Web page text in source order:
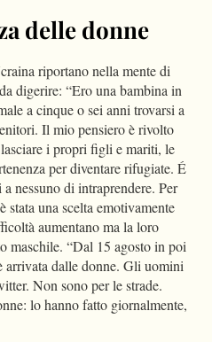
delle donne
riportano nella mente di
digerire: “Ero una bambina in
a cinque o sei anni trovarsi a
Il mio pensiero è rivolto
i propri figli e mariti, le
per diventare rifugiate. É
nessuno di intraprendere. Per
una scelta emotivamente
aumentano ma la loro
maschile. “Dal 15 agosto in poi
arrivata dalle donne. Gli uomini
Non sono per le strade.
lo hanno fatto giornalmente,